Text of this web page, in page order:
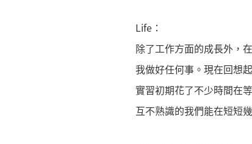
Life：
除了工作方面的成長外，
我做好任何事。現在回想
實習初期花了不少時間在
互不熟識的我們能在短短